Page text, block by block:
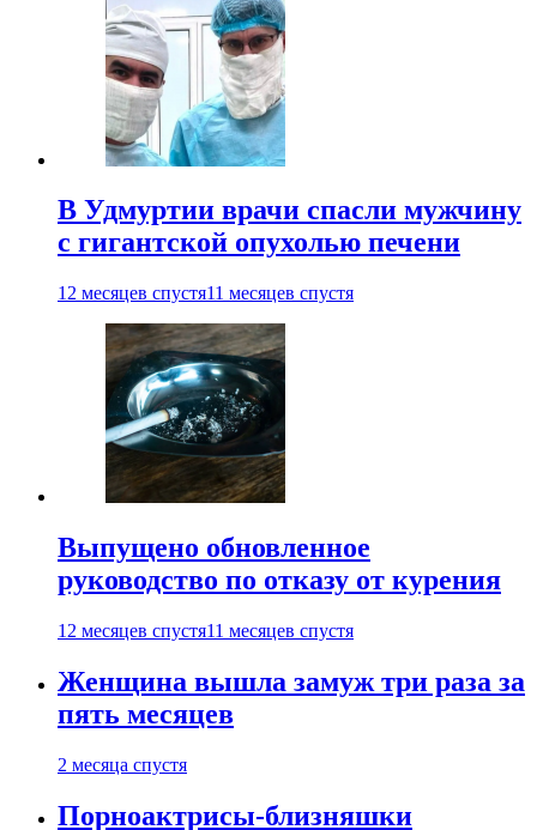
В Удмуртии врачи спасли мужчину
с гигантской опухолью печени
12 месяцев спустя11 месяцев спустя
Выпущено обновленное
руководство по отказу от курения
12 месяцев спустя11 месяцев спустя
Женщина вышла замуж три раза за
пять месяцев
2 месяца спустя
Порноактрисы-близняшки